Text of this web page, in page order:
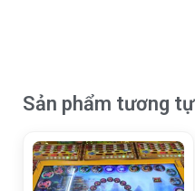
Sản phẩm tương tự